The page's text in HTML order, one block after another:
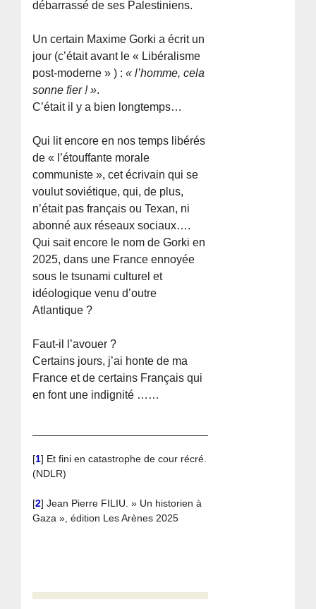
débarrassé de ses Palestiniens.
Un certain Maxime Gorki a écrit un
jour (c’était avant le « Libéralisme
post-moderne » ) : « l’homme, cela
sonne fier ! ».
C’était il y a bien longtemps…
Qui lit encore en nos temps libérés
de « l’étouffante morale
communiste », cet écrivain qui se
voulut soviétique, qui, de plus,
n’était pas français ou Texan, ni
abonné aux réseaux sociaux….
Qui sait encore le nom de Gorki en
2025, dans une France ennoyée
sous le tsunami culturel et
idéologique venu d’outre
Atlantique ?
Faut-il l’avouer ?
Certains jours, j’ai honte de ma
France et de certains Français qui
en font une indignité ……
[1] Et fini en catastrophe de cour récré.
(NDLR)
[2]Jean Pierre FILIU. » Un historien à
Gaza », édition Les Arènes 2025